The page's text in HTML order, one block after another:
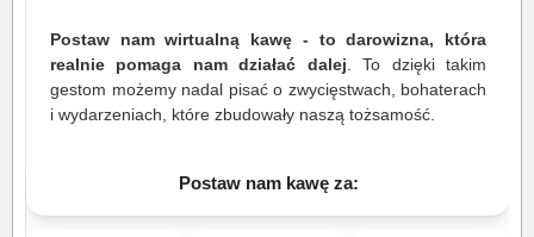
Postaw nam wirtualną kawę - to darowizna, która
realnie pomaga nam działać dalej . To dzięki takim
gestom możemy nadal pisać o zwycięstwach, bohaterach
i wydarzeniach, które zbudowały naszą tożsamość.
Postaw nam kawę za: